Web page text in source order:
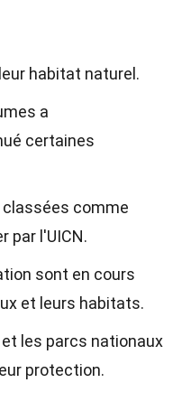
habitat naturel.
a
certaines
comme
par l'UICN.
sont en cours
et leurs habitats.
les parcs nationaux
protection.